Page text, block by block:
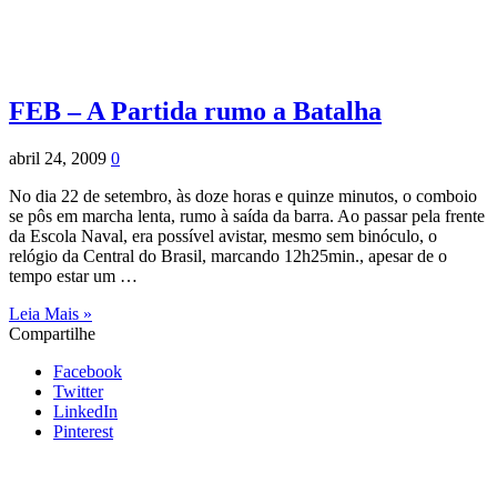
FEB – A Partida rumo a Batalha
abril 24, 2009 0
No dia 22 de setembro, às doze horas e quinze minutos, o comboio
se pôs em marcha lenta, rumo à saída da barra. Ao passar pela frente
da Escola Naval, era possível avistar, mesmo sem binóculo, o
relógio da Central do Brasil, marcando 12h25min., apesar de o
tempo estar um …
Leia Mais »
Compartilhe
Facebook
Twitter
LinkedIn
Pinterest